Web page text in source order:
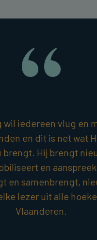
wil iedereen vlug en
en dit is net wat
brengt. Hij brengt
en
en samenbrengt,
lezer uit alle
Vlaanderen.